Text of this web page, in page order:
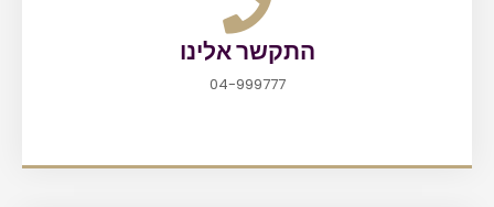
התקשר אלינו
04-999777